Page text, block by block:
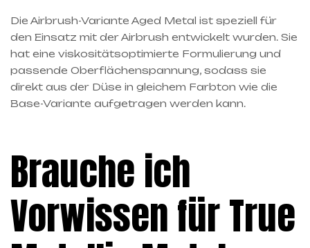
Die Airbrush-Variante Aged Metal ist speziell für
den Einsatz mit der Airbrush entwickelt wurden. Sie
hat eine viskositätsoptimierte Formulierung und
passende Oberflächenspannung, sodass sie
direkt aus der Düse in gleichem Farbton wie die
Base-Variante aufgetragen werden kann.
Brauche ich
Vorwissen für True